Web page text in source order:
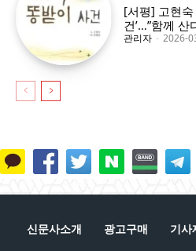
[서평] 고현숙
건’…”함께 산
관리자 - 2026-
신문사소개 광고구매 기사